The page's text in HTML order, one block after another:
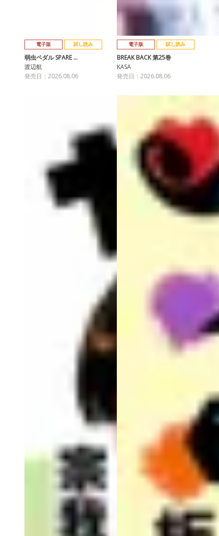
電子版 試し読み
弱虫ペダル SPARE …
渡辺航
発売日：2026.08.06
電子版 試し読み
BREAK BACK 第25巻
KASA
発売日：2026.08.06